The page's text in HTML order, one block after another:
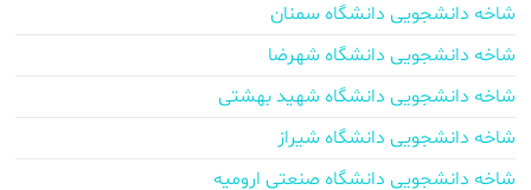
شاخه دانشجویی دانشگاه سمنان
شاخه دانشجویی دانشگاه شهرضا
شاخه دانشجویی دانشگاه شهید بهشتی
شاخه دانشجویی دانشگاه شیراز
شاخه دانشجویی دانشگاه صنعتی ارومیه